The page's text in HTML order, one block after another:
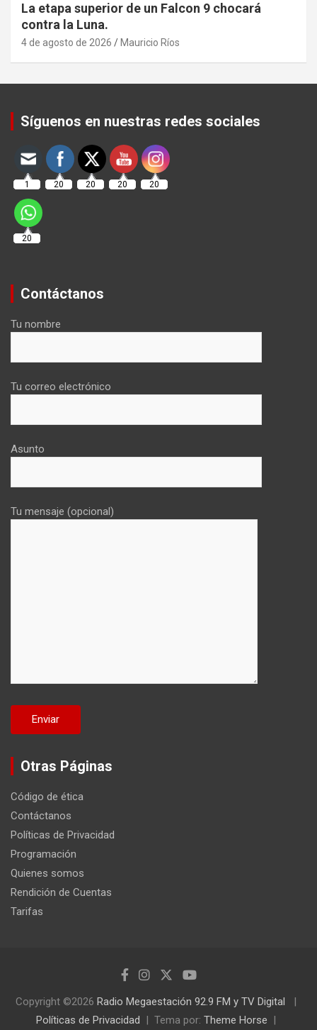
La etapa superior de un Falcon 9 chocará
contra la Luna.
4 de agosto de 2026 Mauricio Ríos
Síguenos en nuestras redes sociales
1 20 20 20 20
20
Contáctanos
Tu nombre
Tu correo electrónico
Asunto
Tu mensaje (opcional)
Otras Páginas
Código de ética
Contáctanos
Políticas de Privacidad
Programación
Quienes somos
Rendición de Cuentas
Tarifas
Copyright ©2026 Radio Megaestación 92.9 FM y TV Digital
Políticas de Privacidad
Tema por: Theme Horse